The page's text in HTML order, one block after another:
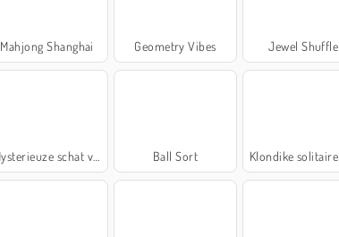
Mahjong Shanghai Geometry Vibes Jewel Shuffle
Mysterieuze schat van de zee Ball Sort